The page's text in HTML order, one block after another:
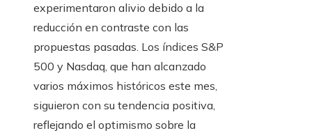
experimentaron alivio debido a la
reducción en contraste con las
propuestas pasadas. Los índices S&P
500 y Nasdaq, que han alcanzado
varios máximos históricos este mes,
siguieron con su tendencia positiva,
reflejando el optimismo sobre la